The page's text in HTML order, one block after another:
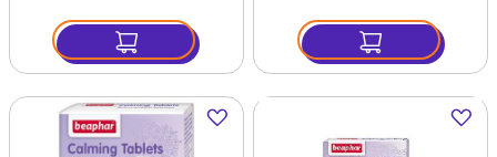
Dodaj
do
Dodaj
do